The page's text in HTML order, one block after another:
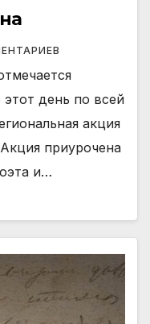
день по всей
акция
приурочена
и…